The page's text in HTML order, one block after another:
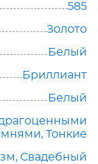
585
Золото
Белый
Бриллиант
Белый
, Тонкие
, Свадебный